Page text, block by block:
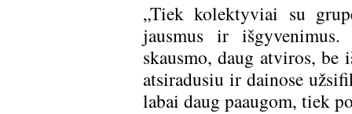
„Tiek kolektyviai su
jausmus ir
skausmo, daug atviros,
atsiradusiu ir dainose
labai daug paaugom, tiek